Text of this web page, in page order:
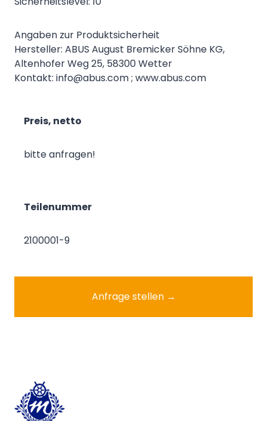
Angaben zur Produktsicherheit
Hersteller: ABUS August Bremicker Söhne KG,
Altenhofer Weg 25, 58300 Wetter
Kontakt: info@abus.com ; www.abus.com
Preis, netto
bitte anfragen!
Teilenummer
2100001-9
Anfrage stellen →